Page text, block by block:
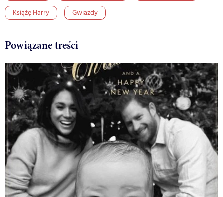
Książę Harry
Gwiazdy
Powiązane treści